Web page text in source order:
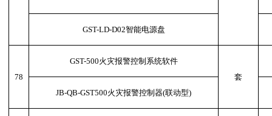
GST-LD-D02智能电源盘
78
GST-500火灾报警控制系统软件
套
JB-QB-GST500火灾报警控制器(联动型)